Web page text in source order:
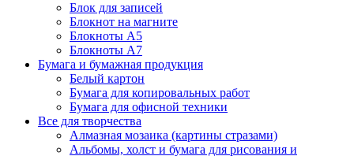
Блок для записей
Блокнот на магните
Блокноты А5
Блокноты А7
Бумага и бумажная продукция
Белый картон
Бумага для копировальных работ
Бумага для офисной техники
Все для творчества
Алмазная мозаика (картины стразами)
Альбомы, холст и бумага для рисования и